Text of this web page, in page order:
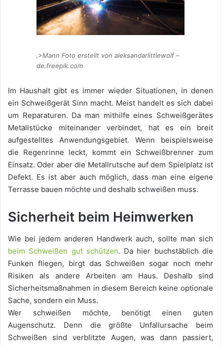
‚>Mann Foto erstellt von aleksandarlittlewolf –
de.freepik.com
Im Haushalt gibt es immer wieder Situationen, in denen
ein Schweißgerät Sinn macht. Meist handelt es sich dabei
um Reparaturen. Da man mithilfe eines Schweißgerätes
Metallstücke miteinander verbindet, hat es ein breit
aufgestelltes Anwendungsgebiet. Wenn beispielsweise
die Regenrinne leckt, kommt ein Schweißbrenner zum
Einsatz. Oder aber die Metallrutsche auf dem Spielplatz ist
Defekt. Es ist aber auch möglich, dass man eine eigene
Terrasse bauen möchte und deshalb schweißen muss.
Sicherheit beim Heimwerken
Wie bei jedem anderen Handwerk auch, sollte man sich
beim Schweißen gut schützen. Da hier buchstäblich die
Funken fliegen, birgt das Schweißen sogar noch mehr
Risiken als andere Arbeiten am Haus. Deshalb sind
Sicherheitsmaßnahmen in diesem Bereich keine optionale
Sache, sondern ein Muss.
Wer schweißen möchte, benötigt einen guten
Augenschutz. Denn die größte Unfallursache beim
Schweißen sind verblitzte Augen, was dann passiert,